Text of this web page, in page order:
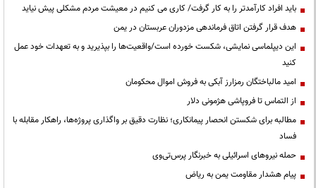
باید افراد کارآمدتر را به کار گرفت/ کاری می کنیم در معیشت مردم مشکلی پیش نیاید
هدف قرار گرفتن اتاق‌ فرماندهی مزدوران عربستان در یمن
این دیپلماسی نمایشی، شکست خورده است/واقعیت‌ها را بپذیرید و به تعهدات خود عمل
کنید
امید مالباختگان رمزارز آبکی به فروش اموال محکومان
از التماس تا فروپاشی هژمونی دلار
مطالبه برای شکستن انحصار پیمانکاری؛ نظارت دقیق بر واگذاری پروژه‌ها، راهکار مقابله با
فساد
حمله نیروهای اسرائیلی به خبرنگار پرس‌تی‌وی
پیام هشدار مقاومت یمن به ریاض